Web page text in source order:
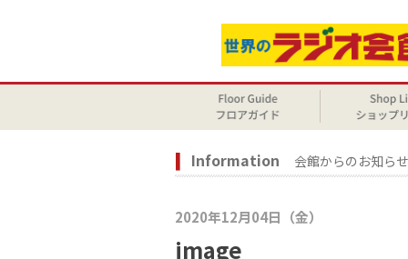
Information 会館からのお知らせ
2020年12月04日（金）
image